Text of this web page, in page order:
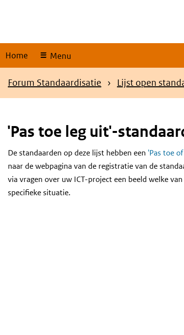
Home Menu
Kruimelpad
Forum Standaardisatie Lijst open
'Pas toe leg uit'-
Content
De standaarden op deze lijst hebben een 'Pas toe
naar de webpagina van de registratie van de
via vragen over uw ICT-project een beeld welke
specifieke situatie.